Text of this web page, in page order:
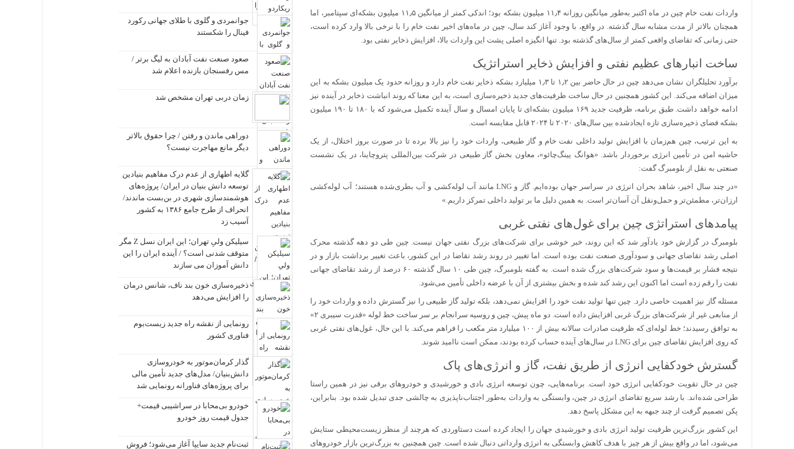
واردات نفت خام چین در ماه اکتبر به‌طور میانگین روزانه ۱۱٫۴ میلیون بشکه بود؛ اندکی کمتر از میانگین ۱۱٫۵ میلیون بشکه‌ای سپتامبر، اما
همچنان بالاتر از مدت مشابه سال گذشته. در واقع، با وجود آغاز کند سال، چین در ماه‌های اخیر نفت خام را با نرخی بالا وارد کرده است،
حتی زمانی که تقاضای واقعی کمتر از سال‌های گذشته بود. تنها انگیزه اصلی پشت این واردات بالا، افزایش ذخایر نفتی بود.
ساخت انبار‌های عظیم نفتی و افزایش ذخایر استراتژیک
برآورد تحلیلگران نشان می‌دهد چین در حال حاضر بین ۱٫۲ تا ۱٫۳ میلیارد بشکه ذخایر نفت خام دارد و روزانه حدود یک میلیون بشکه به این
میزان اضافه می‌کند. این کشور همچنین در حال ساخت ظرفیت‌های جدید ذخیره‌سازی است، به این معنا که روند انباشت ذخایر در آینده نیز
ادامه خواهد داشت. طبق برنامه، ظرفیت جدید ۱۶۹ میلیون بشکه‌ای تا پایان امسال و سال آینده تکمیل می‌شود که با ۱۸۰ تا ۱۹۰ میلیون
بشکه فضای ذخیره‌سازی تازه ایجادشده بین سال‌های ۲۰۲۰ تا ۲۰۲۴ قابل مقایسه است.
به این ترتیب، چین هم‌زمان با افزایش تولید داخلی نفت خام و گاز طبیعی، واردات خود را نیز بالا برده تا در صورت بروز اختلال، از یک
حاشیه امن در تأمین انرژی برخوردار باشد. «هوانگ یینگ‌چائو»، معاون بخش گاز طبیعی در شرکت بین‌المللی پتروچاینا، در یک نشست
صنعتی به نقل از بلومبرگ گفت:
«در چند سال اخیر، شاهد بحران انرژی در سراسر جهان بوده‌ایم. گاز و LNG مانند آب لوله‌کشی و آب بطری‌شده هستند؛ آب لوله‌کشی
ارزان‌تر، مطمئن‌تر و حمل‌ونقل آن آسان‌تر است. به همین دلیل ما بر تولید داخلی تمرکز داریم.»
پیامد‌های استراتژی چین برای غول‌های نفتی غربی
بلومبرگ در گزارش خود یادآور شد که این روند، خبر خوشی برای شرکت‌های بزرگ نفتی جهان نیست. چین طی دو دهه گذشته محرک
اصلی رشد تقاضای جهانی و سودآوری صنعت نفت بوده است. اما تغییر در روند رشد تقاضا در این کشور، باعث تغییر برداشت بازار و در
نتیجه فشار بر قیمت‌ها و سود شرکت‌های بزرگ شده است. به گفته بلومبرگ، چین طی ۱۰ سال گذشته ۶۰ درصد از رشد تقاضای جهانی
نفت را رقم زده است اما اکنون این رشد کند شده و بخش بیشتری از آن با عرضه داخلی تأمین می‌شود.
مسئله گاز نیز اهمیت خاصی دارد. چین تنها تولید نفت خود را افزایش نمی‌دهد، بلکه تولید گاز طبیعی را نیز گسترش داده و واردات خود را
از منابعی غیر از شرکت‌های بزرگ غربی افزایش داده است. دو ماه پیش، چین و روسیه سرانجام بر سر ساخت خط لوله «قدرت سیبری ۲»
به توافق رسیدند؛ خط لوله‌ای که ظرفیت صادرات سالانه بیش از ۱۰۰ میلیارد متر مکعب را فراهم می‌کند. با این حال، غول‌های نفتی غربی
که روی افزایش تقاضای چین برای LNG در سال‌های آینده حساب کرده بودند، ممکن است ناامید شوند.
گسترش خودکفایی انرژی از طریق نفت، گاز و انرژی‌های پاک
چین در حال تقویت خودکفایی انرژی خود است. برنامه‌هایی، چون توسعه انرژی بادی و خورشیدی و خودرو‌های برقی نیز در همین راستا
طراحی شده‌اند. با رشد سریع تقاضای انرژی در چین، وابستگی به واردات به‌طور اجتناب‌ناپذیری به چالشی جدی تبدیل شده بود. بنابراین،
پکن تصمیم گرفت از چند جبهه به این مشکل پاسخ دهد.
این کشور بزرگ‌ترین ظرفیت تولید انرژی بادی و خورشیدی جهان را ایجاد کرده است دستاوردی که هرچند از منظر زیست‌محیطی ستایش
می‌شود، اما در واقع بیش از هر چیز با هدف کاهش وابستگی به انرژی وارداتی دنبال شده است. چین همچنین به بزرگ‌ترین بازار خودرو‌های
جوانمردی و گلوی با طلای جهانی رکورد
فینال را شکستند
صعود صنعت نفت آبادان به لیگ برتر /
مس رفسنجان بازنده اعلام شد
زمان دربی تهران مشخص شد
دوراهی ماندن و رفتن / چرا حقوق بالاتر
دیگر مانع مهاجرت نیست؟
گلایه اطهاری از عدم درک مفاهیم بنیادین
توسعه دانش بنیان در ایران/ پروژه‌های
هوشمندسازی شهری در بن‌بست ماندند/
انحراف از طرح جامع ۱۳۸۶ به کشور
آسیب زد
سیلیکن ولیِ تهران؛ این ایران نسل Z مگر
متوقف شدنی است؟ / آینده ایران را این
دانش آموزان می سازند
ذخیره‌سازی خون بند ناف، شانس درمان
را افزایش می‌دهد
رونمایی از نقشه راه جدید زیست‌بوم
فناوری کشور
گذار کرمان‌موتور به خودروسازی
دانش‌بنیان/ مدل‌های جدید تأمین مالی
برای پروژه‌های فناورانه رونمایی شد
خودرو بی‌محابا در سراشیبی قیمت+
جدول قیمت روز خودرو
ثبت‌نام جدید سایپا آغاز می‌شود؛ فروش